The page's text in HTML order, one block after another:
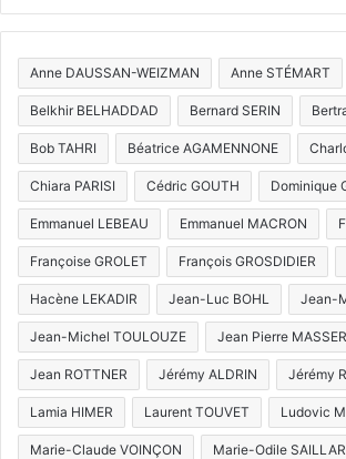
Anne DAUSSAN-WEIZMAN Anne STÉMART
Belkhir BELHADDAD Bernard SERIN
Bob TAHRI Béatrice AGAMENNONE
Chiara PARISI Cédric GOUTH Dominique
Emmanuel LEBEAU Emmanuel MACRON
Françoise GROLET François GROSDIDIER
Hacène LEKADIR Jean-Luc BOHL Jean-
Jean-Michel TOULOUZE Jean Pierre
Jean ROTTNER Jérémy ALDRIN Jérémy
Lamia HIMER Laurent TOUVET Ludovic
Marie-Claude VOINÇON Marie-Odile